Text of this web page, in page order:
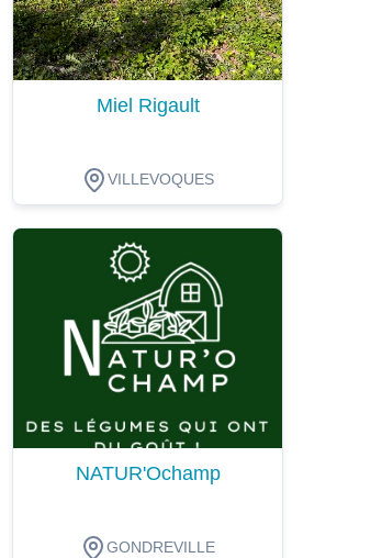
Miel Rigault
VILLEVOQUES
Dégustation
NATUR'Ochamp
GONDREVILLE